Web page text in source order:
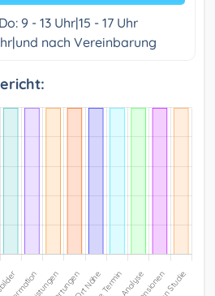
9 - 13 Uhr|15 - 17 Uhr
nach Vereinbarung